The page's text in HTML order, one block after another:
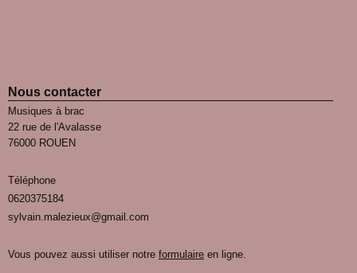
Nous contacter
Musiques à brac
22 rue de l'Avalasse
76000 ROUEN
Téléphone
0620375184
sylvain.malezieux@gmail.com
Vous pouvez aussi utiliser notre formulaire en ligne.